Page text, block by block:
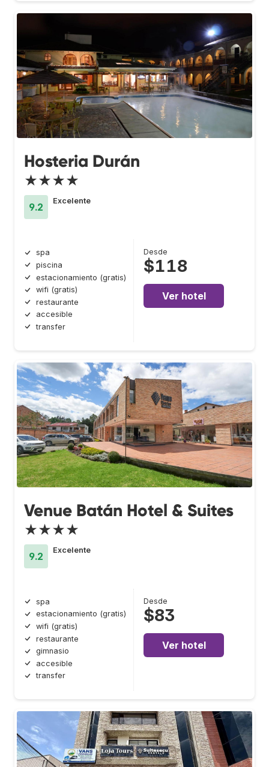
Hosteria Durán
★★★★
9.2
Excelente
spa
piscina
estacionamiento (gratis)
wifi (gratis)
restaurante
accesible
transfer
Desde
$118
Ver hotel
Venue Batán Hotel & Suites
★★★★
9.2
Excelente
spa
estacionamiento (gratis)
wifi (gratis)
restaurante
gimnasio
accesible
transfer
Desde
$83
Ver hotel